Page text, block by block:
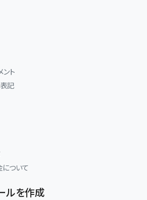
ント
記
について
ルを作成